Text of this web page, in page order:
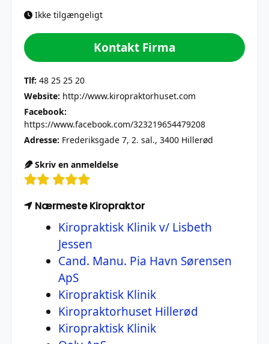
Ikke tilgængeligt
Kontakt Firma
Tlf: 48 25 25 20
Website: http://www.kiropraktorhuset.com
Facebook:
https://www.facebook.com/323219654479208
Adresse: Frederiksgade 7, 2. sal., 3400 Hillerød
Skriv en anmeldelse
Nærmeste Kiropraktor
Kiropraktisk Klinik v/ Lisbeth
Jessen
Cand. Manu. Pia Havn Sørensen
ApS
Kiropraktisk Klinik
Kiropraktorhuset Hillerød
Kiropraktisk Klinik